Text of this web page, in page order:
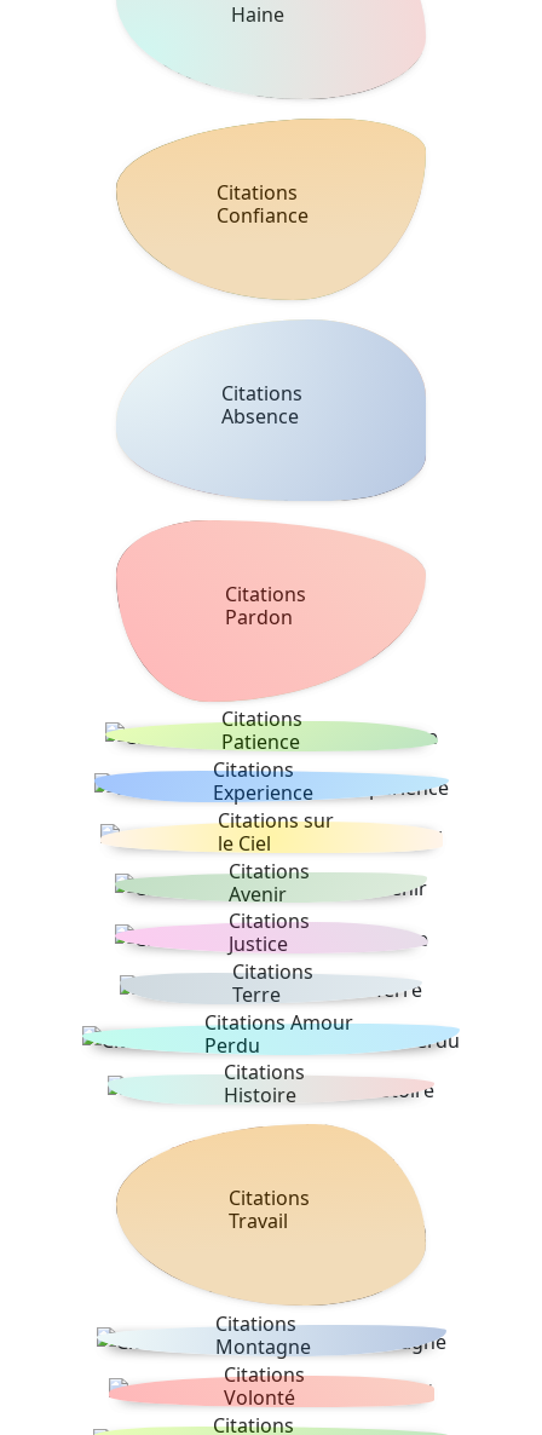
Haine
Citations
Confiance
Citations
Absence
Citations
Pardon
Citations
Patience
Citations
Experience
Citations sur
le Ciel
Citations
Avenir
Citations
Justice
Citations
Terre
Citations Amour
Perdu
Citations
Histoire
Citations
Travail
Citations
Montagne
Citations
Volonté
Citations